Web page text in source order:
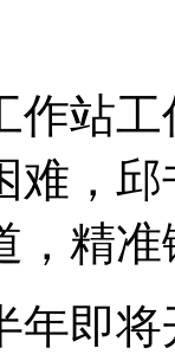
站工
难，
，精
即将